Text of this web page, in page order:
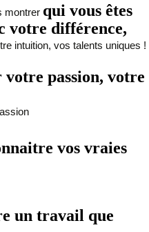
montrer qui vous êtes
votre différence,
intuition, vos talents uniques !
votre passion, votre
vos vraies
un travail que